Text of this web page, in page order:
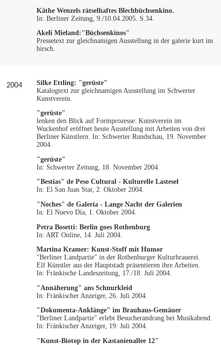
Käthe Wenzels rätselhaftes Blechbüchsenkino.
In: Berliner Zeitung, 9./10.04.2005. S.34.
Akeli Mieland:"Büchsenkinos"
Pressetext zur gleichnamigen Ausstellung in der galerie kurt im
hirsch.
2004 Silke Ettling: "gerüste"
Katalogtext zur gleichnamigen Ausstellung im Schwerter
Kunstverein.
"gerüste"
lenken den Blick auf Formprozesse: Kunstverein im
Wuckenhof eröffnet heute Ausstellung mit Arbeiten von drei
Berliner Künstlern. In: Schwerter Rundschau, 19. November
2004.
"gerüste"
In: Schwerter Zeitung, 18. November 2004.
"Bestias" de Peso Cultural - Kulturelle Lastesel
In: El San Juan Star, 2. Oktober 2004.
"Noches" de Galería - Lange Nacht der Galerien
In: El Nuevo Día, 1. Oktober 2004.
Petra Bosetti: Berlin goes Rothenburg
In: ART Online, 14. Juli 2004.
Martina Kramer: Kunst-Stoff mit Humor
"Berliner Landpartie" in der Rothenburger Kulturbrauerei.
Elf Künstler aus der Hauptstadt präsentieren ihre Arbeiten.
In: Fränkische Landeszeitung, 17./18. Juli 2004.
"Annäherung" ans Schnurkleid
In: Fränkischer Anzeiger, 26. Juli 2004.
"Dokumenta-Anklänge" im Brauhaus-Gemäuer
"Berliner Landpartie" erlebt Besucherandrang bei Musikabend.
In: Fränkischer Anzeiger, 19. Juli 2004.
"Kunst-Biotop in der Kastanienallee 12"